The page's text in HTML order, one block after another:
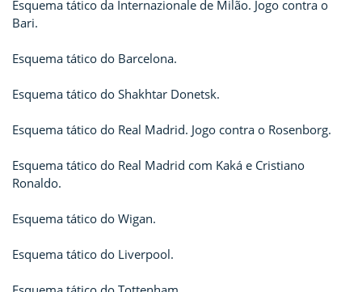
Esquema tático da Internazionale de Milão. Jogo contra o
Bari.
Esquema tático do Barcelona.
Esquema tático do Shakhtar Donetsk.
Esquema tático do Real Madrid. Jogo contra o Rosenborg.
Esquema tático do Real Madrid com Kaká e Cristiano
Ronaldo.
Esquema tático do Wigan.
Esquema tático do Liverpool.